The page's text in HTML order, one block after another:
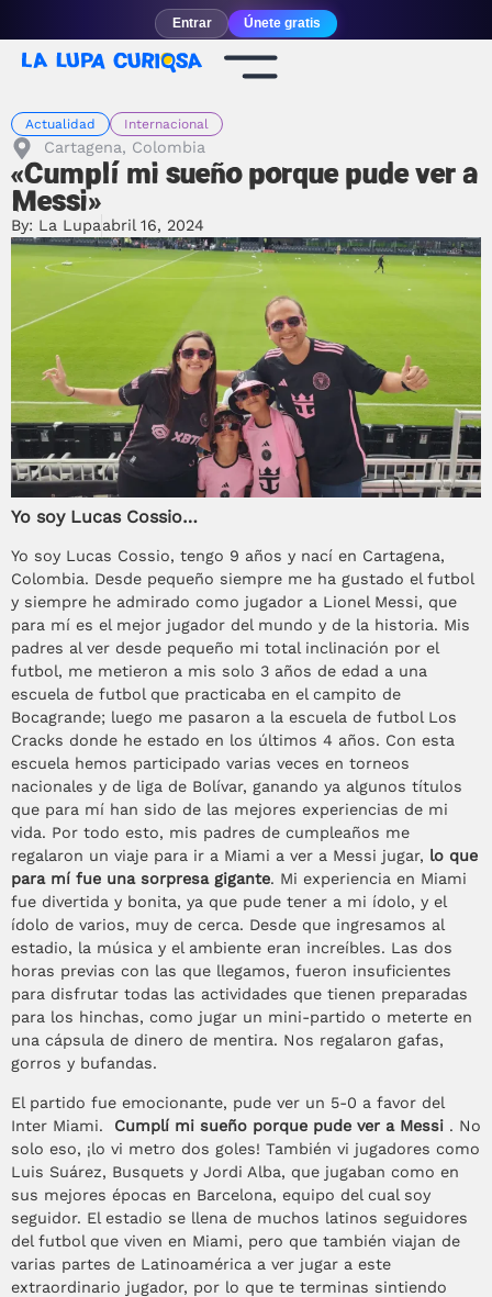
Entrar Únete gratis
Actualidad Internacional
Cartagena, Colombia
«Cumplí mi sueño porque pude ver a
Messi»
By: La Lupaabril 16, 2024
Yo soy Lucas Cossio…
Yo soy Lucas Cossio, tengo 9 años y nací en Cartagena,
Colombia. Desde pequeño siempre me ha gustado el futbol
y siempre he admirado como jugador a Lionel Messi, que
para mí es el mejor jugador del mundo y de la historia. Mis
padres al ver desde pequeño mi total inclinación por el
futbol, me metieron a mis solo 3 años de edad a una
escuela de futbol que practicaba en el campito de
Bocagrande; luego me pasaron a la escuela de futbol Los
Cracks donde he estado en los últimos 4 años. Con esta
escuela hemos participado varias veces en torneos
nacionales y de liga de Bolívar, ganando ya algunos títulos
que para mí han sido de las mejores experiencias de mi
vida. Por todo esto, mis padres de cumpleaños me
regalaron un viaje para ir a Miami a ver a Messi jugar, lo que
para mí fue una sorpresa gigante. Mi experiencia en Miami
fue divertida y bonita, ya que pude tener a mi ídolo, y el
ídolo de varios, muy de cerca. Desde que ingresamos al
estadio, la música y el ambiente eran increíbles. Las dos
horas previas con las que llegamos, fueron insuficientes
para disfrutar todas las actividades que tienen preparadas
para los hinchas, como jugar un mini-partido o meterte en
una cápsula de dinero de mentira. Nos regalaron gafas,
gorros y bufandas.
El partido fue emocionante, pude ver un 5-0 a favor del
Inter Miami. Cumplí mi sueño porque pude ver a Messi . No
solo eso, ¡lo vi metro dos goles! También vi jugadores como
Luis Suárez, Busquets y Jordi Alba, que jugaban como en
sus mejores épocas en Barcelona, equipo del cual soy
seguidor. El estadio se llena de muchos latinos seguidores
del futbol que viven en Miami, pero que también viajan de
varias partes de Latinoamérica a ver jugar a este
extraordinario jugador, por lo que te terminas sintiendo